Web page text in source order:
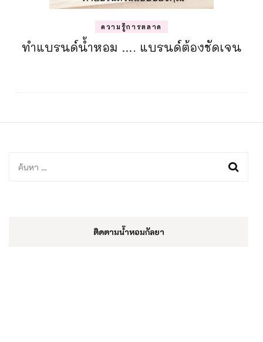
ความรู้การตลาด
ทำแบรนด์น้ำหอม …. แบรนด์ต้องชัดเจน
ค้นหา
ติดตามน้ำหอมกัลยา